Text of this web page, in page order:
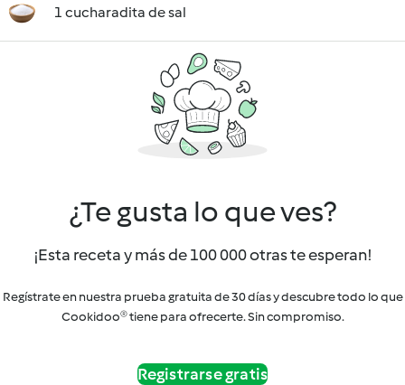
1 cucharadita de sal
¿Te gusta lo que ves?
¡Esta receta y más de 100 000 otras te esperan!
Regístrate en nuestra prueba gratuita de 30 días y descubre todo lo que
Cookidoo® tiene para ofrecerte. Sin compromiso.
Registrarse gratis